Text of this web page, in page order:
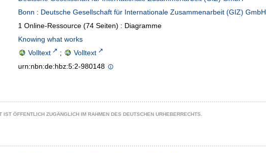
Bonn : Deutsche Gesellschaft für Internationale Zusammenarbeit (GIZ) GmbH
1 Online-Ressource (74 Seiten) : Diagramme
Knowing what works
Volltext ;
Volltext
urn:nbn:de:hbz:5:2-980148
IST ÖFFENTLICH ZUGÄNGLICH IM RAHMEN DES DEUTSCHEN URHEBERRECHTS.